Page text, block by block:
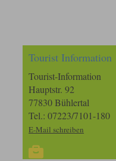
Tourist Information
Tourist-Information
Hauptstr. 92
77830 Bühlertal
Tel.: 07223/7101-180
E-Mail schreiben